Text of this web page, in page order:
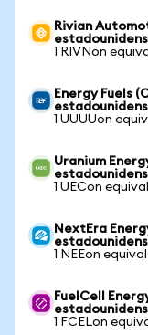
Rivian
1 RIVNon
Energy Fuels
1 UUUUon
Uranium
1 UECon
NextEra
1 NEEon
FuelCell
1 FCELon